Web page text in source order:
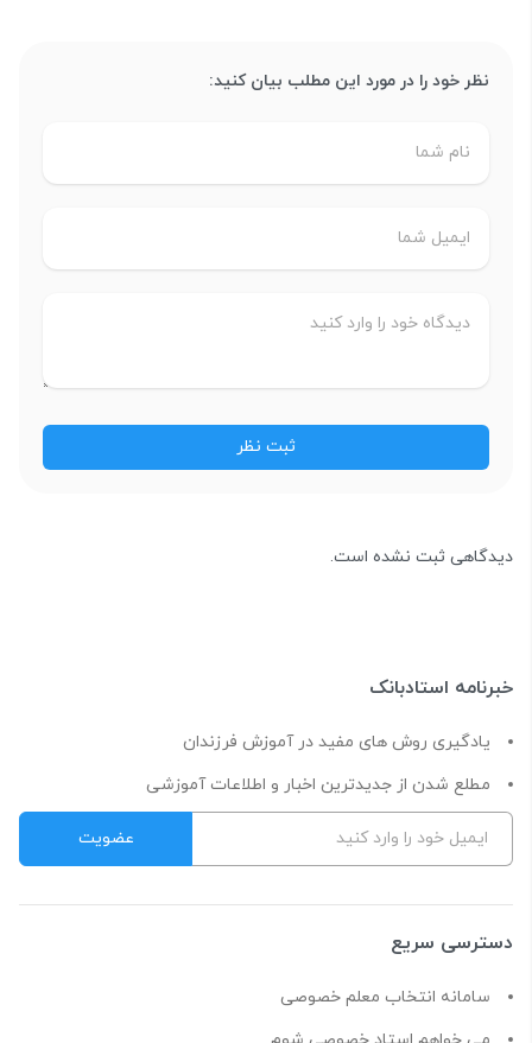
نظر خود را در مورد این مطلب بیان کنید:
دیدگاهی ثبت نشده است.
خبرنامه استادبانک
یادگیری روش های مفید در آموزش فرزندان
مطلع شدن از جدیدترین اخبار و اطلاعات آموزشی
دسترسی سریع
سامانه انتخاب معلم خصوصی